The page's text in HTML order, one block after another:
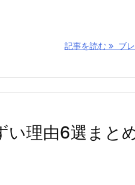
記事を読む
ブ
い理由6選まと